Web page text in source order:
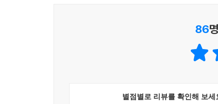
두 팔을 벌린 자세나 손바닥 상흔 외에도 그림 속
로 보이는 아이를 꼭 끌어안은 어머니의 그림자
야는 그림 곳곳에 우리의 사유를 이끌어내는 힌
사실 루벤스가 이러한 표현을 어떻게 가능하게
“제가 좋아하는 작품들 그리고 독자들이 프랑
86
별점별로 리뷰를 확인해 보세